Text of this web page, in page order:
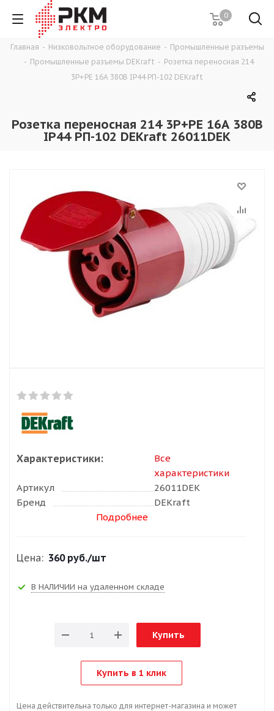
0
Главная - Низковольтное оборудование - Промышленные разъемы
- Промышленные разъемы DEKraft - Розетка переносная 214
3Р+РЕ 16А 380В IP44 РП-102 DEKraft
Розетка переносная 214 3Р+РЕ 16А 380В
IP44 РП-102 DEKraft 26011DEK
Характеристики:
Все
характеристики
Артикул
26011DEK
Бренд
DEKraft
Подробнее
Цена: 360 руб./шт
В НАЛИЧИИ на удаленном складе
Купить
Купить в 1 клик
Цена действительна только для интернет-магазина и может